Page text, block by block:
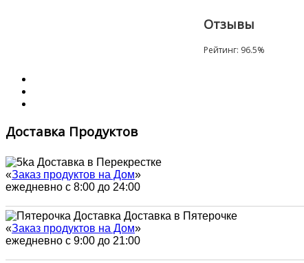
Отзывы
Рейтинг: 96.5%
Доставка Продуктов
Доставка в Перекрестке
«Заказ продуктов на Дом»
ежедневно с 8:00 до 24:00
Доставка в Пятерочке
«Заказ продуктов на Дом»
ежедневно с 9:00 до 21:00